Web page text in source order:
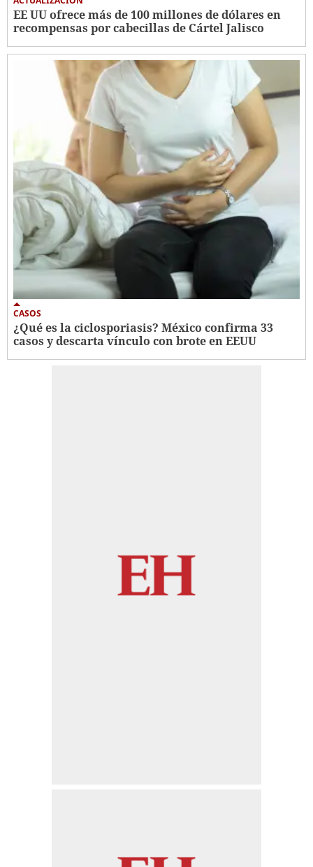
EE UU ofrece más de 100 millones de dólares en
recompensas por cabecillas de Cártel Jalisco
CASOS
¿Qué es la ciclosporiasis? México confirma 33
casos y descarta vínculo con brote en EEUU